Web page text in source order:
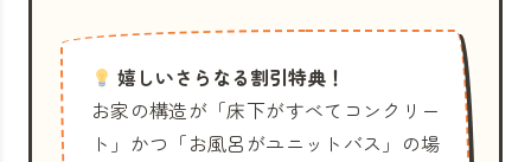
嬉しいさらなる割引特典！
お家の構造が「床下がすべてコンクリー
ト」かつ「お風呂がユニットバス」の場